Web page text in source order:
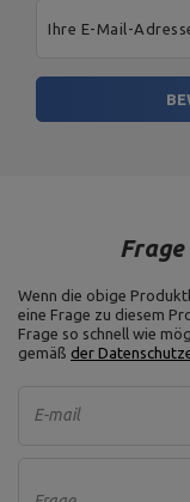
Ihre E-Mail-
Wenn die obige
eine Frage zu diesem
Frage so schnell wie
gemäß der
E-mail